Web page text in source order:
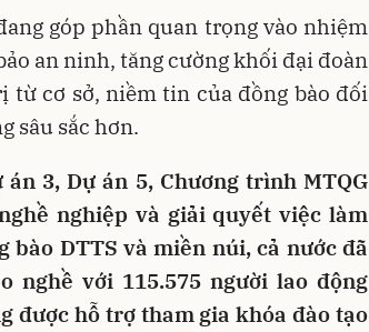
góp phần quan trọng vào nhiệm
an ninh, tăng cường khối đại đoàn
cơ sở, niềm tin của đồng bào đối
sâu sắc hơn.
3, Dự án 5, Chương trình MTQG
nghiệp và giải quyết việc làm
bào DTTS và miền núi, cả nước đã
nghề với 115.575 người lao động
được hỗ trợ tham gia khóa đào tạo